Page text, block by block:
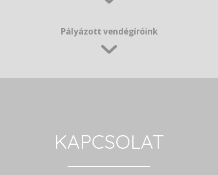
Pályázott vendégíróink
KAPCSOLAT